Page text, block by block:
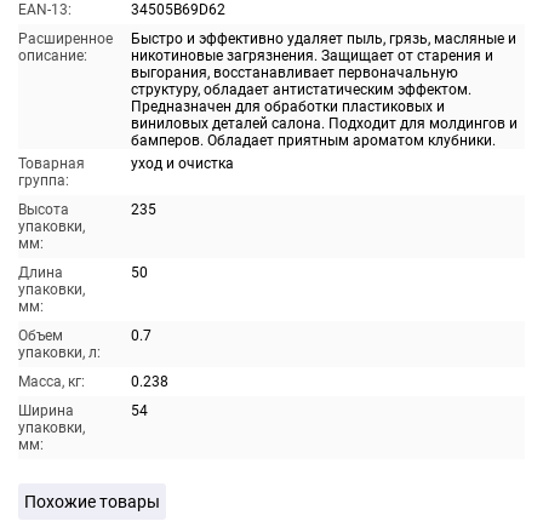
EAN-13:
34505B69D62
Расширенное
описание:
Быстро и эффективно удаляет пыль, грязь, масляные и
никотиновые загрязнения. Защищает от старения и
выгорания, восстанавливает первоначальную
структуру, обладает антистатическим эффектом.
Предназначен для обработки пластиковых и
виниловых деталей салона. Подходит для молдингов и
бамперов. Обладает приятным ароматом клубники.
Товарная
группа:
уход и очистка
Высота
упаковки,
мм:
235
Длина
упаковки,
мм:
50
Объем
упаковки, л:
0.7
Масса, кг:
0.238
Ширина
упаковки,
мм:
54
Похожие товары